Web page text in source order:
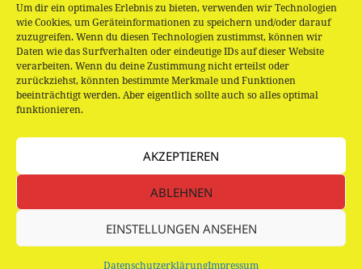
Um dir ein optimales Erlebnis zu bieten, verwenden wir Technologien
wie Cookies, um Geräteinformationen zu speichern und/oder darauf
zuzugreifen. Wenn du diesen Technologien zustimmst, können wir
Daten wie das Surfverhalten oder eindeutige IDs auf dieser Website
verarbeiten. Wenn du deine Zustimmung nicht erteilst oder
zurückziehst, könnten bestimmte Merkmale und Funktionen
beeinträchtigt werden. Aber eigentlich sollte auch so alles optimal
funktionieren.
AKZEPTIEREN
ABLEHNEN
EINSTELLUNGEN ANSEHEN
DatenschutzerklärungImpressum
Für Kinder ab 3 Jahren, kostenlose Teilnahme
Beitragsnavigation
Vorheriger
Wundertüte – Reise um die Welt
Stefanie Taschinski „Der geniale Herr
Datenschutzerklärung Stolz präsentiert von WordPress